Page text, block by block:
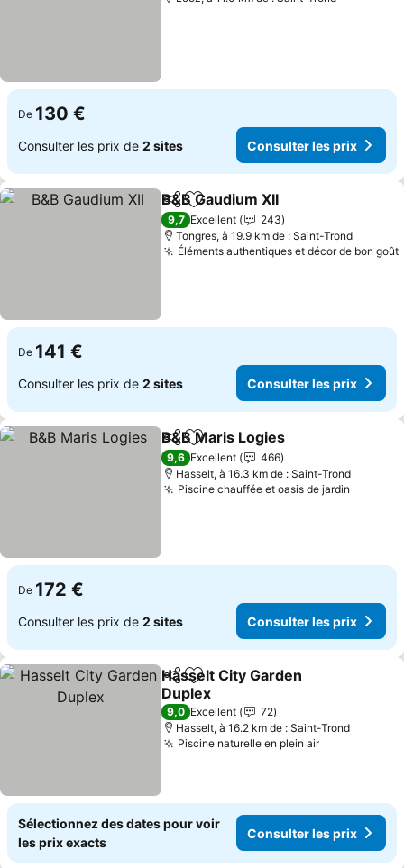
De 130 €
Consulter les prix de 2 sites Consulter les prix
PartagerAjouter à mes favoris
B&B Gaudium XII
9,7 Excellent
243
Tongres, à 19.9 km de : Saint-Trond
Éléments authentiques et décor de bon goût
De 141 €
Consulter les prix de 2 sites Consulter les prix
PartagerAjouter à mes favoris
B&B Maris Logies
9,6 Excellent
466
Hasselt, à 16.3 km de : Saint-Trond
Piscine chauffée et oasis de jardin
De 172 €
Consulter les prix de 2 sites Consulter les prix
PartagerAjouter à mes favoris
Hasselt City Garden
Duplex
9,0 Excellent
72
Hasselt, à 16.2 km de : Saint-Trond
Piscine naturelle en plein air
Sélectionnez des dates pour voir
les prix exacts
Consulter les prix